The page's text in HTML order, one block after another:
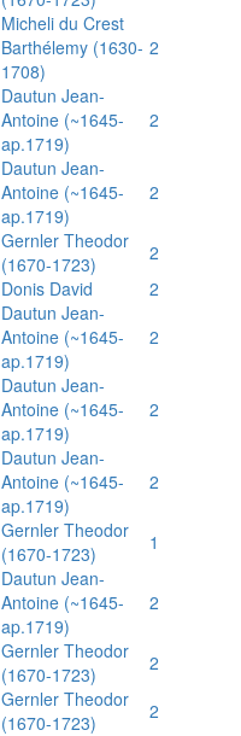
Micheli du Crest
Barthélemy (1630-
1708)
2
Dautun Jean-
Antoine (~1645-
ap.1719)
2
Dautun Jean-
Antoine (~1645-
ap.1719)
2
Gernler Theodor
(1670-1723)
2
Donis David
2
Dautun Jean-
Antoine (~1645-
ap.1719)
2
Dautun Jean-
Antoine (~1645-
ap.1719)
2
Dautun Jean-
Antoine (~1645-
ap.1719)
2
Gernler Theodor
(1670-1723)
1
Dautun Jean-
Antoine (~1645-
ap.1719)
2
Gernler Theodor
(1670-1723)
2
Gernler Theodor
(1670-1723)
2